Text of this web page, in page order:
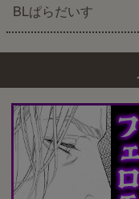
BLぱらだいす